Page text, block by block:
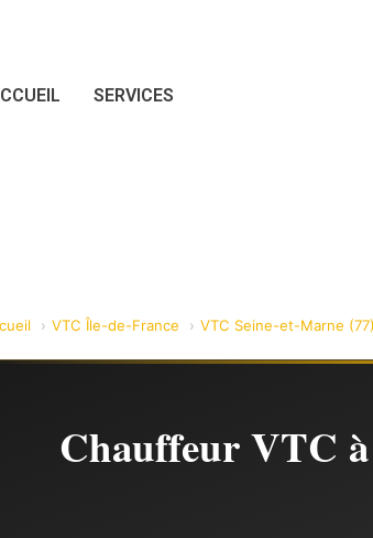
SERVICES
VTC Île-de-France VTC Seine-et-Marne (77)
Chauffeur VTC